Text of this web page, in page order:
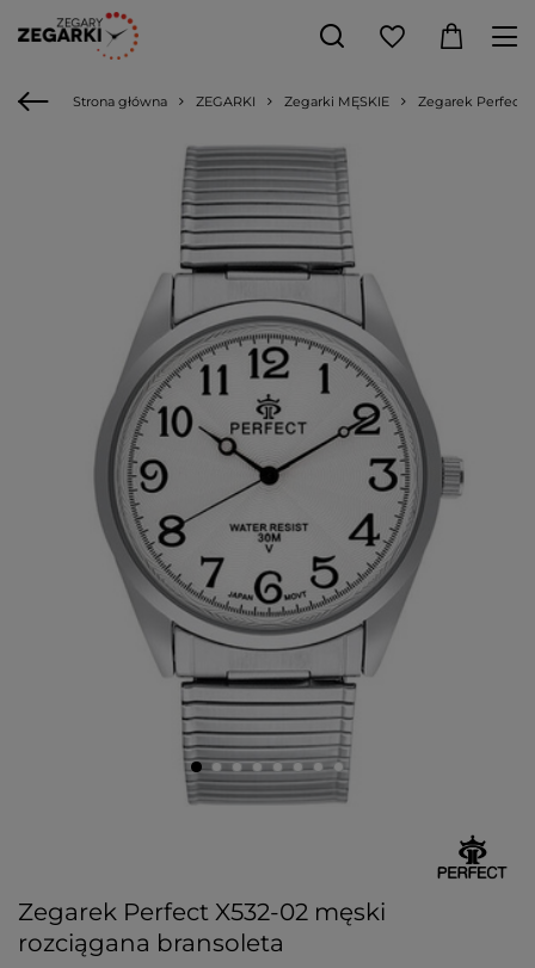
Strona główna ZEGARKI Zegarki MĘSKIE Zegarek Perfect
Zegarek Perfect X532-02 męski
rozciągana bransoleta